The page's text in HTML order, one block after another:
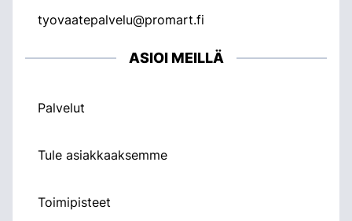
tyovaatepalvelu@promart.fi
ASIOI MEILLÄ
Palvelut
Tule asiakkaaksemme
Toimipisteet